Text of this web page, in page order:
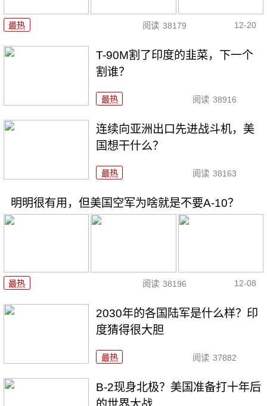
最热 阅读 38179 12-20
T-90M割了印度的韭菜，下一个
割谁？
最热 阅读 38916
连续向亚洲出口先进战斗机，美
国想干什么？
最热 阅读 38163
明明很有用，但美国空军为啥就是不要A-10？
最热 阅读 38196 12-08
2030年的各国陆军是什么样？印
度猜得很大胆
最热 阅读 37882
B-2现身北极？美国准备打十年后